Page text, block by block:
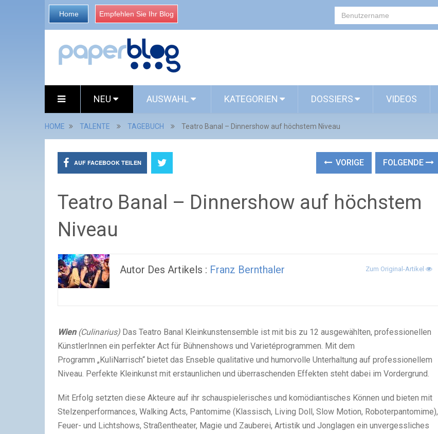
Home Empfehlen Sie Ihr Blog
NEU AUSWAHL KATEGORIEN DOSSIERS VIDEOS
HOME TALENTE TAGEBUCH Teatro Banal – Dinnershow auf höchstem Niveau
AUF FACEBOOK TEILEN VORIGE FOLGENDE
Teatro Banal – Dinnershow auf höchstem
Niveau
Autor Des Artikels : Franz Bernthaler Zum Original-Artikel
Wien(Culinarius) Das Teatro Banal Kleinkunstensemble ist mit bis zu 12 ausgewählten, professionellen
KünstlerInnen ein perfekter Act für Bühnenshows und Varietéprogrammen. Mit dem
Programm „KuliNarrisch“ bietet das Enseble qualitative und humorvolle Unterhaltung auf professionellem
Niveau. Perfekte Kleinkunst mit erstaunlichen und überraschenden Effekten steht dabei im Vordergrund.
Mit Erfolg setzten diese Akteure auf ihr schauspielerisches und komödiantisches Können und bieten mit
Stelzenperformances, Walking Acts, Pantomime (Klassisch, Living Doll, Slow Motion, Roboterpantomime),
Feuer- und Lichtshows, Straßentheater, Magie und Zauberei, Artistik und Jonglagen ein unvergessliches